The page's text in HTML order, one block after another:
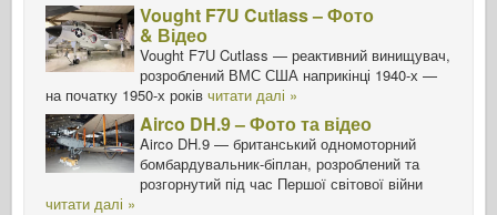
Vought F7U Cutlass – Фото
& Відео
Vought F7U Cutlass — реактивний винищувач,
розроблений ВМС США наприкінці 1940-х —
на початку 1950-х років читати далі »
Airco DH.9 – Фото та відео
Airco DH.9 — британський одномоторний
бомбардувальник-біплан, розроблений та
розгорнутий під час Першої світової війни
читати далі »